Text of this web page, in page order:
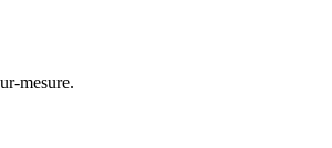
mesure.